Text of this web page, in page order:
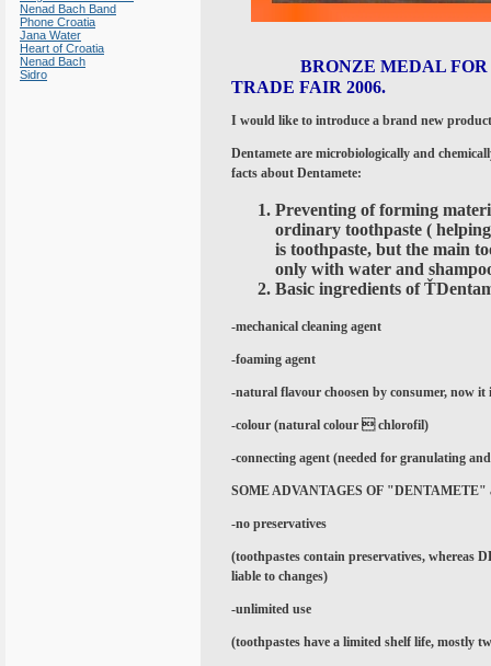
Nenad Bach Band
Phone Croatia
Jana Water
Heart of Croatia
Nenad Bach
Sidro
BRONZE MEDAL
TRADE FAIR 2006.
I would like to introduce a brand new
Dentamete are microbiologically and
facts about Dentamete:
Preventing of forming
ordinary toothpaste (
is toothpaste, but the main
only with water and
Basic ingredients of
-mechanical cleaning agent
-foaming agent
-natural flavour choosen by consumer, now
-colour (natural colour  chlorofil)
-connecting agent (needed for granulating
SOME ADVANTAGES OF "DENTAMETE"
-no preservatives
(toothpastes contain preservatives, whereas
liable to changes)
-unlimited use
(toothpastes have a limited shelf life, mostly